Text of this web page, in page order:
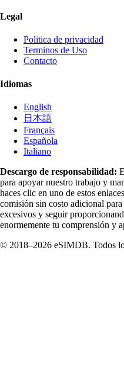
Legal
Politica de privacidad
Terminos de Uso
Contacto
Idiomas
English
日本語
Français
Española
Italiano
Descargo de responsabilidad:
para apoyar nuestro trabajo y
haces clic en uno de estos
comisión sin costo adicional
excesivos y seguir
enormemente tu comprensión y
© 2018–2026 eSIMDB. Todos